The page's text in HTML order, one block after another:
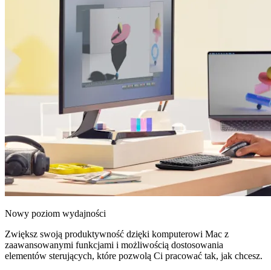
Nowy poziom wydajności
Zwiększ swoją produktywność dzięki komputerowi Mac z
zaawansowanymi funkcjami i możliwością dostosowania
elementów sterujących, które pozwolą Ci pracować tak, jak chcesz.